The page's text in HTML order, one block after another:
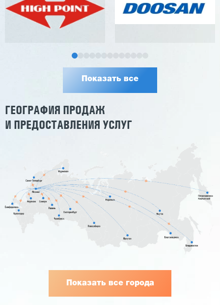
Показать все
ГЕОГРАФИЯ ПРОДАЖ
И ПРЕДОСТАВЛЕНИЯ УСЛУГ
Показать все города